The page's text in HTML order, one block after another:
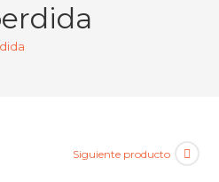
Siguiente producto